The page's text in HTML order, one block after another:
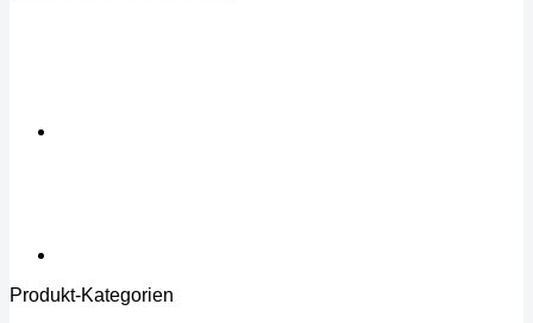
Produkt-Kategorien